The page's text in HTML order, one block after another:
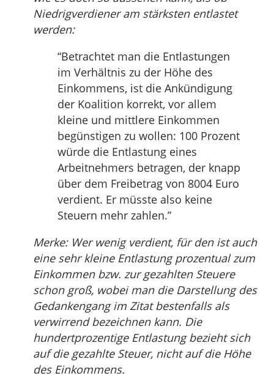
Niedrigverdiener am stärksten entlastet
werden:
“Betrachtet man die Entlastungen
im Verhältnis zu der Höhe des
Einkommens, ist die Ankündigung
der Koalition korrekt, vor allem
kleine und mittlere Einkommen
begünstigen zu wollen: 100 Prozent
würde die Entlastung eines
Arbeitnehmers betragen, der knapp
über dem Freibetrag von 8004 Euro
verdient. Er müsste also keine
Steuern mehr zahlen.”
Merke: Wer wenig verdient, für den ist auch
eine sehr kleine Entlastung prozentual zum
Einkommen bzw. zur gezahlten Steuere
schon groß, wobei man die Darstellung des
Gedankengang im Zitat bestenfalls als
verwirrend bezeichnen kann. Die
hundertprozentige Entlastung bezieht sich
auf die gezahlte Steuer, nicht auf die Höhe
des Einkommens.